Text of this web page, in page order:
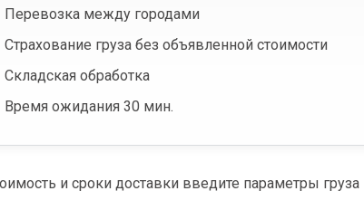
Перевозка между городами
Страхование груза без объявленной стоимости
Складская обработка
Время ожидания 30 мин.
и сроки доставки введите параметры груза